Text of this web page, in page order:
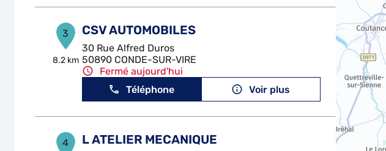
3
8.2 km
CSV AUTOMOBILES
30 Rue Alfred Duros
50890 CONDE-SUR-VIRE
Fermé aujourd'hui
Téléphone
Voir plus
4 L ATELIER MECANIQUE